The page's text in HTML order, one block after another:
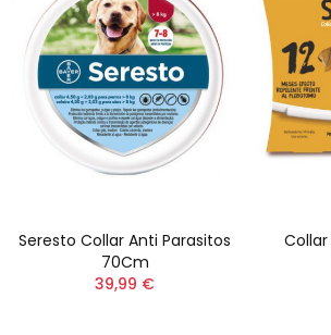
Seresto Collar Anti Parasitos
70Cm
39,99 €